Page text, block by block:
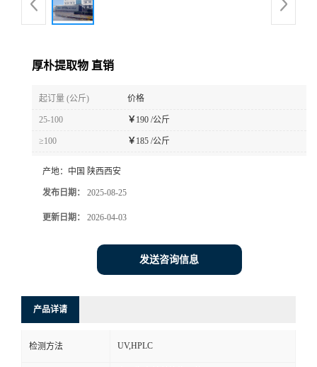
厚朴提取物 直销
起订量 (公斤) 价格
25-100 ￥ 190 /公斤
≥100 ￥ 185 /公斤
产地： 中国 陕西西安
发布日期： 2025-08-25
更新日期： 2026-04-03
发送咨询信息
产品详请
检测方法 UV,HPLC